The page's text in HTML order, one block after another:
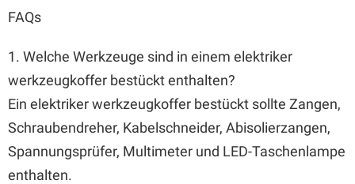
FAQs
1. Welche Werkzeuge sind in einem elektriker
werkzeugkoffer bestückt enthalten?
Ein elektriker werkzeugkoffer bestückt sollte Zangen,
Schraubendreher, Kabelschneider, Abisolierzangen,
Spannungsprüfer, Multimeter und LED-Taschenlampe
enthalten.